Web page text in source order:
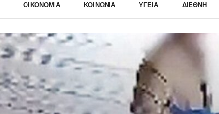
ΟΙΚΟΝΟΜΊΑ ΚΟΙΝΩΝΊΑ ΥΓΕΊΑ ΔΙΕΘΝΉ